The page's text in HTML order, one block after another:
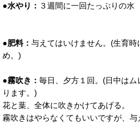
●水やり： ３週間に一回たっぷりの水
●肥料： 与えてはいけません。(生育時
め。)
●霧吹き： 毎日、夕方１回。(日中はム
ります。)
花と葉、全体に吹きかけてあげる。
霧吹きはやらなくてもいいですが、与